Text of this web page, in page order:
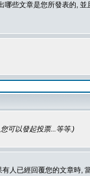
些文章是您所發表的,
可以發起投票...等等.)
人已經回覆您的文章時,